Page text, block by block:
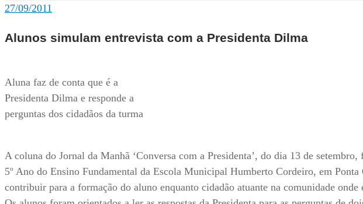
27/09/2011
Alunos simulam entrevista com a Presidenta Dilma
Aluna faz de conta que é a
Presidenta Dilma e responde a
perguntas dos cidadãos da turma
A coluna do Jornal da Manhã ‘Conversa com a Presidenta’, do dia 13 de
5º Ano do Ensino Fundamental da Escola Municipal Humberto Cordeiro, em
contribuir para a formação do aluno enquanto cidadão atuante na comunidade onde